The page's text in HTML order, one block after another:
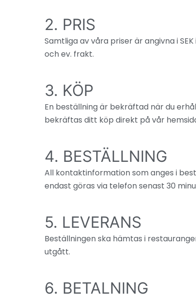
2. PRIS
Samtliga av våra priser är angivna i
och ev. frakt.
3. KÖP
En beställning är bekräftad när du
bekräftas ditt köp direkt på vår
4. BESTÄLLNING
All kontaktinformation som anges i
endast göras via telefon senast 30
5. LEVERANS
Beställningen ska hämtas i
utgått.
6. BETALNING